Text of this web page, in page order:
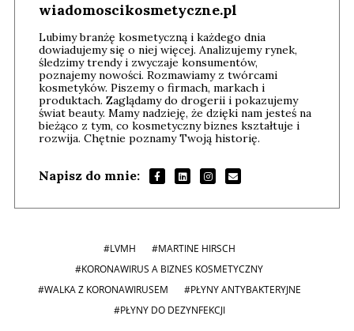
wiadomoscikosmetyczne.pl
Lubimy branżę kosmetyczną i każdego dnia
dowiadujemy się o niej więcej. Analizujemy rynek,
śledzimy trendy i zwyczaje konsumentów,
poznajemy nowości. Rozmawiamy z twórcami
kosmetyków. Piszemy o firmach, markach i
produktach. Zaglądamy do drogerii i pokazujemy
świat beauty. Mamy nadzieję, że dzięki nam jesteś na
bieżąco z tym, co kosmetyczny biznes kształtuje i
rozwija. Chętnie poznamy Twoją historię.
Napisz do mnie:
#LVMH
#MARTINE HIRSCH
#KORONAWIRUS A BIZNES KOSMETYCZNY
#WALKA Z KORONAWIRUSEM
#PŁYNY ANTYBAKTERYJNE
#PŁYNY DO DEZYNFEKCJI